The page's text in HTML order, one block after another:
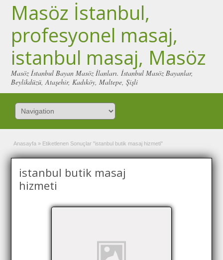
Masöz İstanbul,
profesyonel masaj,
istanbul masaj, Masöz
Masöz İstanbul Bayan Masöz İlanları. İstanbul Masöz Bayanlar,
Beylikdüzü, Ataşehir, Kadıköy, Maltepe, Şişli
Anasayfa » Etiketlenen Sonuçlar "istanbul butik masaj hizmeti"
istanbul butik masaj
hizmeti